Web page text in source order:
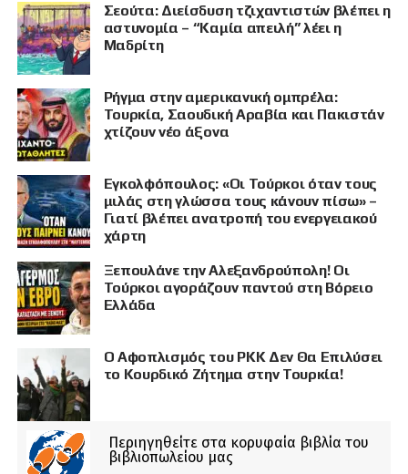
Σεούτα: Διείσδυση τζιχαντιστών βλέπει η
αστυνομία – “Καμία απειλή” λέει η
Μαδρίτη
Ρήγμα στην αμερικανική ομπρέλα:
Τουρκία, Σαουδική Αραβία και Πακιστάν
χτίζουν νέο άξονα
Εγκολφόπουλος: «Οι Τούρκοι όταν τους
μιλάς στη γλώσσα τους κάνουν πίσω» –
Γιατί βλέπει ανατροπή του ενεργειακού
χάρτη
Ξεπουλάνε την Αλεξανδρούπολη! Οι
Τούρκοι αγοράζουν παντού στη Βόρειο
Ελλάδα
Ο Αφοπλισμός του PKK Δεν Θα Επιλύσει
το Κουρδικό Ζήτημα στην Τουρκία!
Περιηγηθείτε στα κορυφαία βιβλία του
βιβλιοπωλείου μας